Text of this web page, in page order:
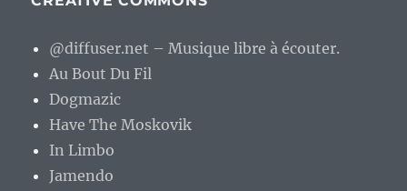
@diffuser.net – Musique libre à écouter.
Au Bout Du Fil
Dogmazic
Have The Moskovik
In Limbo
Jamendo